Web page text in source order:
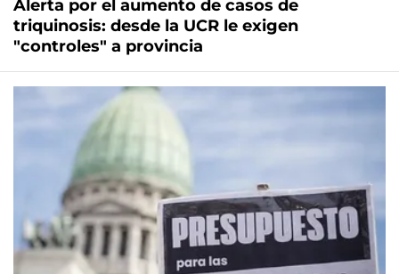
Alerta por el aumento de casos de
triquinosis: desde la UCR le exigen
"controles" a provincia